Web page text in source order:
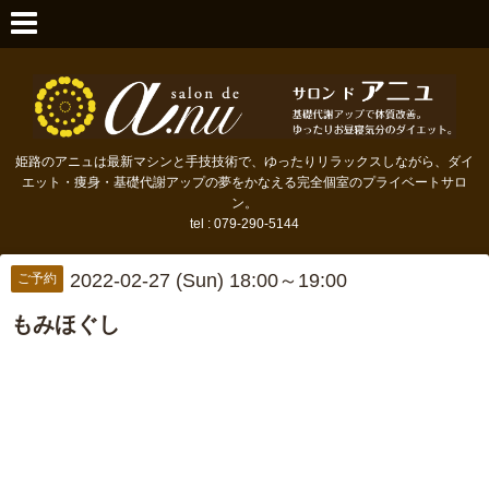
姫路のアニュは最新マシンと手技技術で、ゆったりリラックスしながら、ダイ
エット・痩身・基礎代謝アップの夢をかなえる完全個室のプライベートサロ
ン。
tel : 079-290-5144
ご予約 2022-02-27 (Sun) 18:00～19:00
もみほぐし